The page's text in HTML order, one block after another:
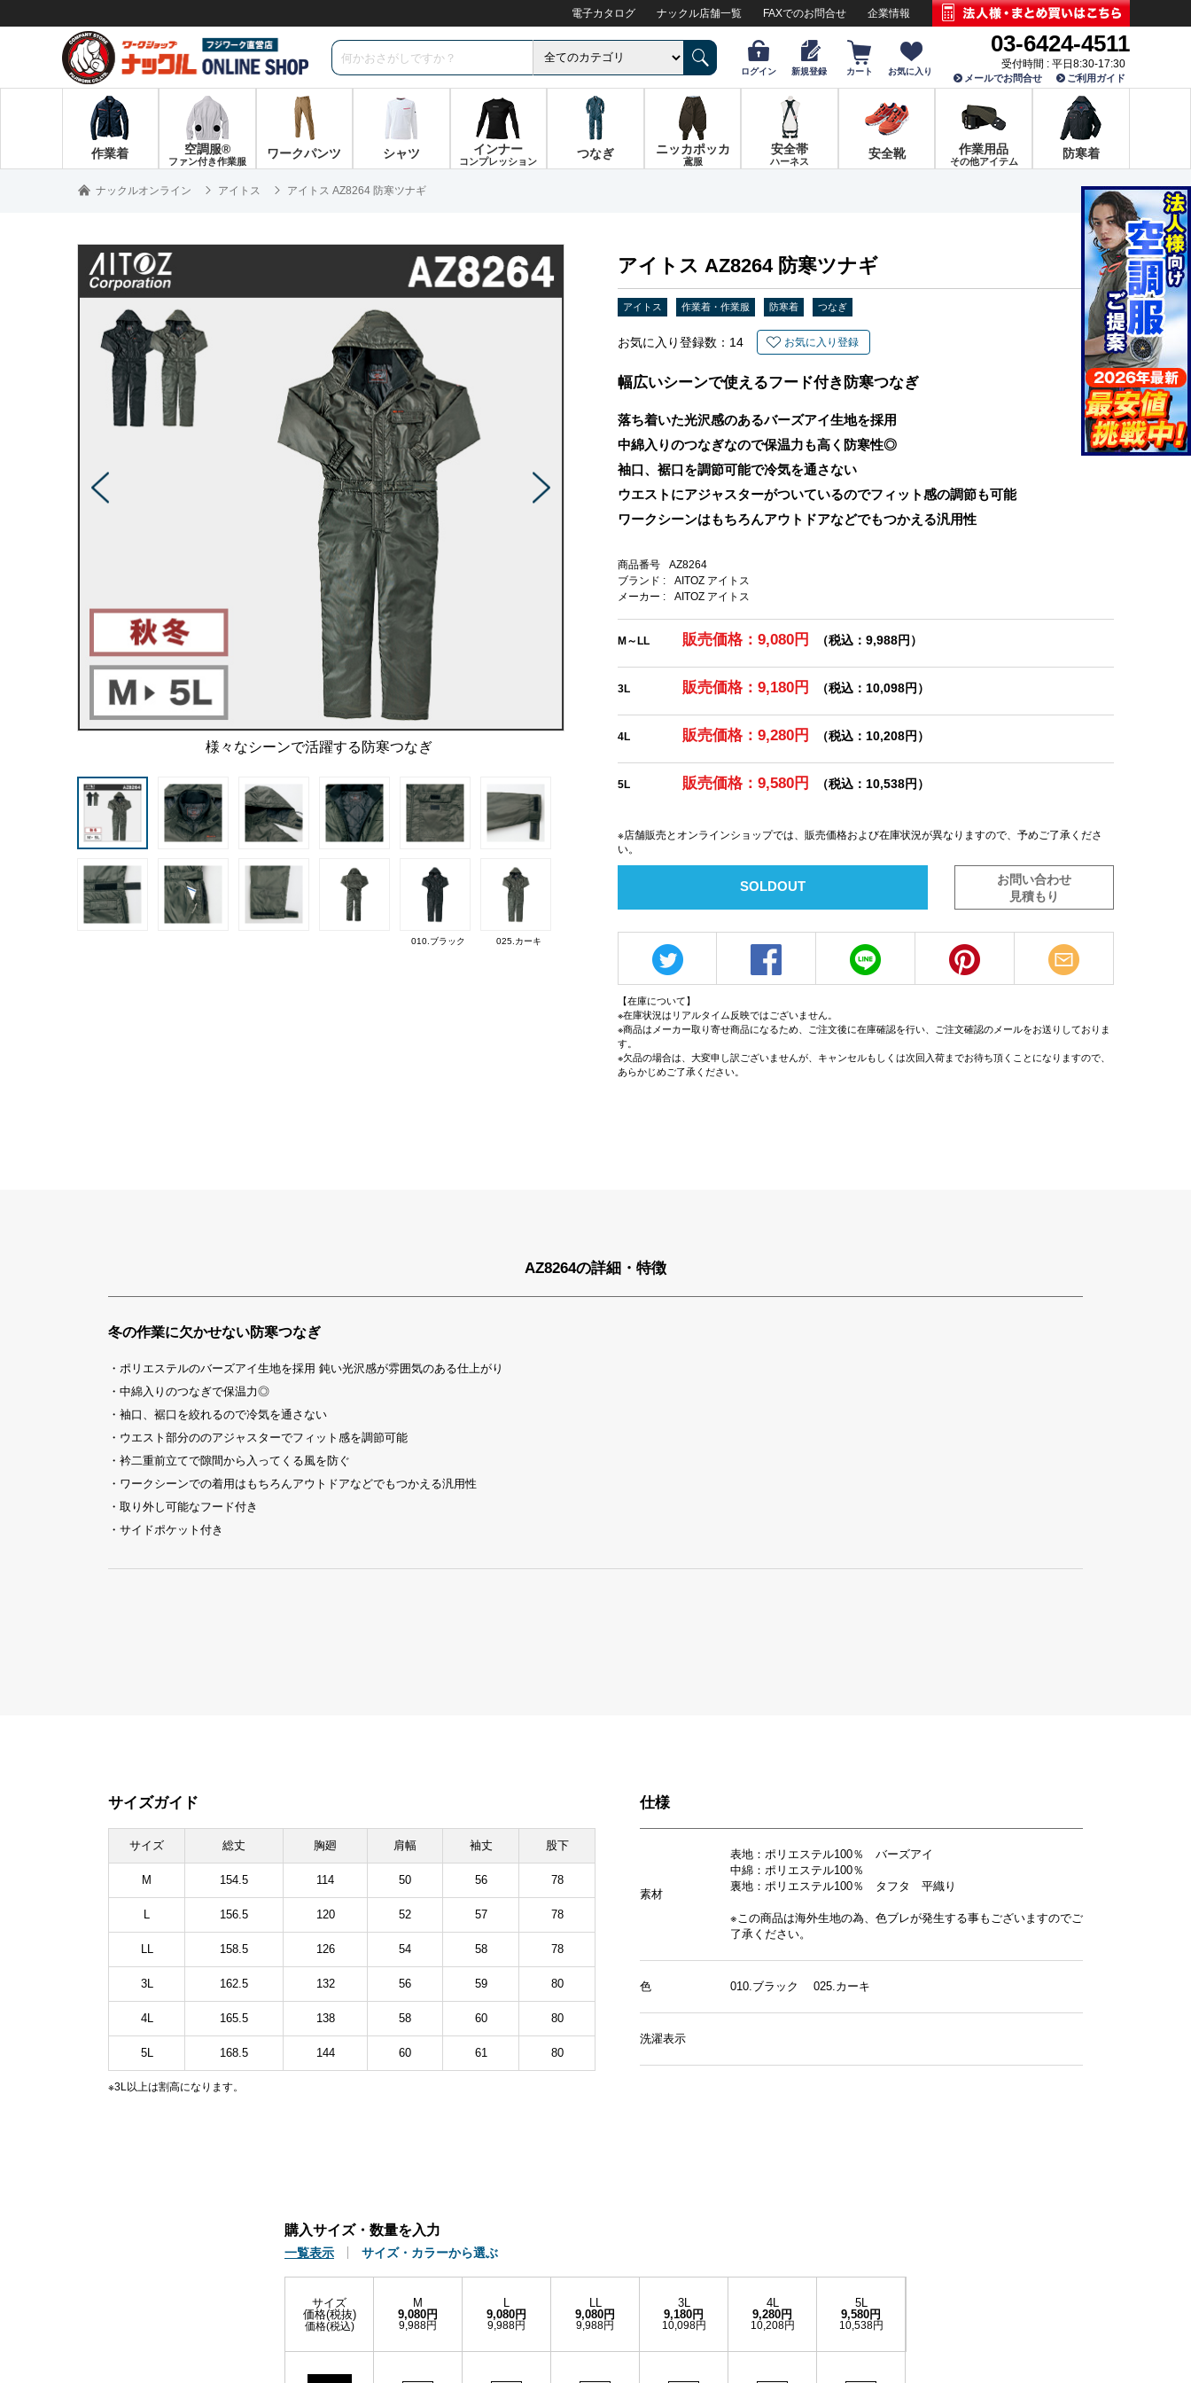
電子カタログ ナックル店舗一覧 FAXでのお問合せ 企業情報
ログイン 新規登録 カート お気に入り
03-6424-4511
受付時間 : 平日8:30-17:30
メールでお問合せ ご利用ガイド
作業着 空調服®
ファン付き作業服
ワークパンツ シャツ インナー
コンプレッション
つなぎ ニッカポッカ
鳶服
安全帯
ハーネス
安全靴 作業用品
その他アイテム
防寒着
ナックルオンライン アイトス アイトス AZ8264 防寒ツナギ
様々なシーンで活躍する防寒つなぎ
010.ブラック 025.カーキ
アイトス AZ8264 防寒ツナギ
アイトス 作業着・作業服 防寒着 つなぎ
お気に入り登録数： 14 お気に入り登録
幅広いシーンで使えるフード付き防寒つなぎ
落ち着いた光沢感のあるバーズアイ生地を採用
中綿入りのつなぎなので保温力も高く防寒性◎
袖口、裾口を調節可能で冷気を通さない
ウエストにアジャスターがついているのでフィット感の調節も可能
ワークシーンはもちろんアウトドアなどでもつかえる汎用性
商品番号
AZ8264
ブランド :
AITOZ アイトス
メーカー :
AITOZ アイトス
M～LL 販売価格：9,080円 （税込：9,988円）
3L 販売価格：9,180円 （税込：10,098円）
4L 販売価格：9,280円 （税込：10,208円）
5L 販売価格：9,580円 （税込：10,538円）
※店舗販売とオンラインショップでは、販売価格および在庫状況が異なりますので、予めご了承くださ
い。
SOLDOUT
お問い合わせ
見積もり
【在庫について】
※在庫状況はリアルタイム反映ではございません。
※商品はメーカー取り寄せ商品になるため、ご注文後に在庫確認を行い、ご注文確認のメールをお送りしておりま
す。
※欠品の場合は、大変申し訳ございませんが、キャンセルもしくは次回入荷までお待ち頂くことになりますので、
あらかじめご了承ください。
AZ8264の詳細・特徴
冬の作業に欠かせない防寒つなぎ
・ポリエステルのバーズアイ生地を採用 鈍い光沢感が雰囲気のある仕上がり
・中綿入りのつなぎで保温力◎
・袖口、裾口を絞れるので冷気を通さない
・ウエスト部分ののアジャスターでフィット感を調節可能
・衿二重前立てで隙間から入ってくる風を防ぐ
・ワークシーンでの着用はもちろんアウトドアなどでもつかえる汎用性
・取り外し可能なフード付き
・サイドポケット付き
サイズガイド
サイズ 総丈 胸廻 肩幅 袖丈 股下
M 154.5 114 50 56 78
L 156.5 120 52 57 78
LL 158.5 126 54 58 78
3L 162.5 132 56 59 80
4L 165.5 138 58 60 80
5L 168.5 144 60 61 80
※3L以上は割高になります。
仕様
素材
表地：ポリエステル100％ バーズアイ
中綿：ポリエステル100％
裏地：ポリエステル100％ タフタ 平織り
※この商品は海外生地の為、色ブレが発生する事もございますのでご
了承ください。
色 010.ブラック 025.カーキ
洗濯表示
購入サイズ・数量を入力
一覧表示 サイズ・カラーから選ぶ
サイズ
価格(税抜)
価格(税込)
M
9,080円
9,988円
L
9,080円
9,988円
LL
9,080円
9,988円
3L
9,180円
10,098円
4L
9,280円
10,208円
5L
9,580円
10,538円